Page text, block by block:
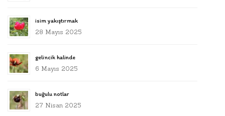
isim yakıştırmak
28 Mayıs 2025
gelincik halinde
6 Mayıs 2025
buğulu notlar
27 Nisan 2025